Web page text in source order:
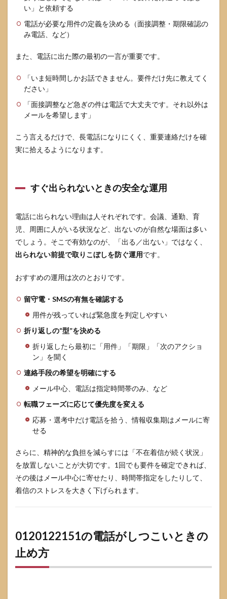
い」と依頼する
電話が必要な用件の定義を決める（面接調整・期限確認の
み電話、など）
また、電話に出た際の最初の一言が重要です。
「いま短時間しかお話できません。要件だけ先に教えてく
ださい」
「面接調整など急ぎの件は電話で大丈夫です。それ以外は
メールを希望します」
こう言えるだけで、長電話になりにくく、重要連絡だけを確
実に拾えるようになります。
すぐ出られないときの安全な運用
電話に出られない理由は人それぞれです。会議、通勤、育
児、周囲に人がいる状況など、出ないのが自然な場面は多い
でしょう。そこで有効なのが、「出る／出ない」ではなく、
出られない前提で取りこぼしを防ぐ運用です。
おすすめの運用は次のとおりです。
留守電・SMSの有無を確認する
用件が残っていれば緊急度を判定しやすい
折り返しの“型”を決める
折り返したら最初に「用件」「期限」「次のアクショ
ン」を聞く
連絡手段の希望を明確にする
メール中心、電話は指定時間帯のみ、など
転職フェーズに応じて優先度を変える
応募・選考中だけ電話を拾う、情報収集期はメールに寄
せる
さらに、精神的な負担を減らすには「不在着信が続く状況」
を放置しないことが大切です。1回でも要件を確定できれば、
その後はメール中心に寄せたり、時間帯指定をしたりして、
着信のストレスを大きく下げられます。
0120122151の電話がしつこいときの
止め方